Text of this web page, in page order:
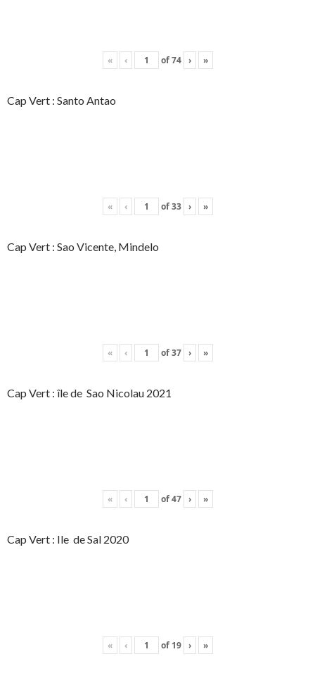
« ‹ of74 › »
Cap Vert : Santo Antao
« ‹ of33 › »
Cap Vert : Sao Vicente, Mindelo
« ‹ of37 › »
Cap Vert : île de Sao Nicolau 2021
« ‹ of47 › »
Cap Vert : Ile de Sal 2020
« ‹ of 19 › »